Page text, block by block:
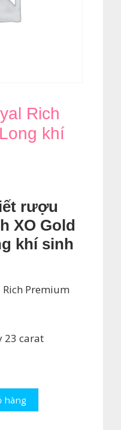
Rich
khí
hiện
rượu
XO Gold
khí sinh
Rich Premium
23 carat
hàng